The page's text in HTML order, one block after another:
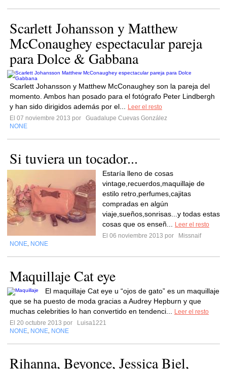
Scarlett Johansson y Matthew
McConaughey espectacular pareja
para Dolce & Gabbana
Scarlett Johansson y Matthew McConaughey son la pareja del
momento. Ambos han posado para el fotógrafo Peter Lindbergh
y han sido dirigidos además por el...
Leer el resto
El 07 noviembre 2013 por
Guadalupe Cuevas González
NONE
Si tuviera un tocador...
Estaría lleno de cosas
vintage,recuerdos,maquillaje de
estilo retro,perfumes,cajitas
compradas en algún
viaje,sueños,sonrisas...y todas estas
cosas que os enseñ...
Leer el resto
El 06 noviembre 2013 por
Missnaif
NONE NONE
Maquillaje Cat eye
El maquillaje Cat eye u “ojos de gato” es un maquillaje
que se ha puesto de moda gracias a Audrey Hepburn y que
muchas celebrities lo han convertido en tendenci...
Leer el resto
El 20 octubre 2013 por
Luisa1221
NONE NONE NONE
Rihanna, Beyonce, Jessica Biel,